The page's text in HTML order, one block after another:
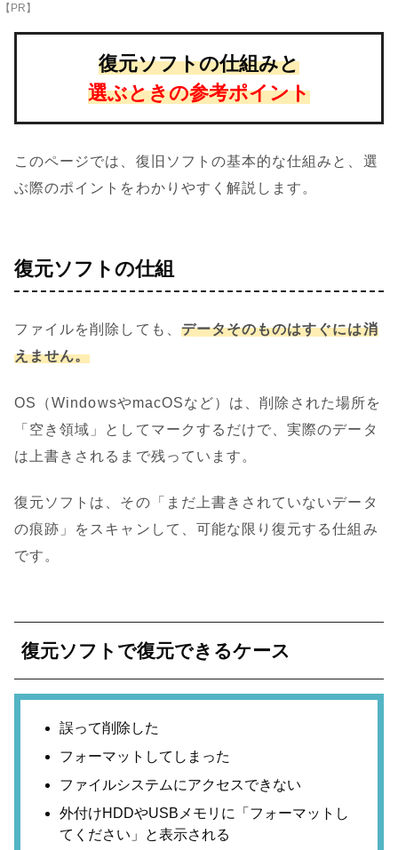
【PR】
復元ソフトの仕組みと
選ぶときの参考ポイント
このページでは、復旧ソフトの基本的な仕組みと、選
ぶ際のポイントをわかりやすく解説します。
復元ソフトの仕組
ファイルを削除しても、 データそのものはすぐには消
えません。
OS（WindowsやmacOSなど）は、削除された場所を
「空き領域」としてマークするだけで、実際のデータ
は上書きされるまで残っています。
復元ソフトは、その「まだ上書きされていないデータ
の痕跡」をスキャンして、可能な限り復元する仕組み
です。
復元ソフトで復元できるケース
誤って削除した
フォーマットしてしまった
ファイルシステムにアクセスできない
外付けHDDやUSBメモリに「フォーマットし
てください」と表示される